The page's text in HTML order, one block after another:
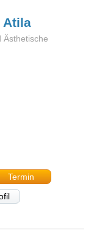
Atila
Ästhetische
Termin